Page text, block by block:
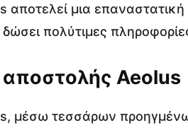
αποτελεί μια
πολύτιμες
Aeolus
μέσω τεσσάρων